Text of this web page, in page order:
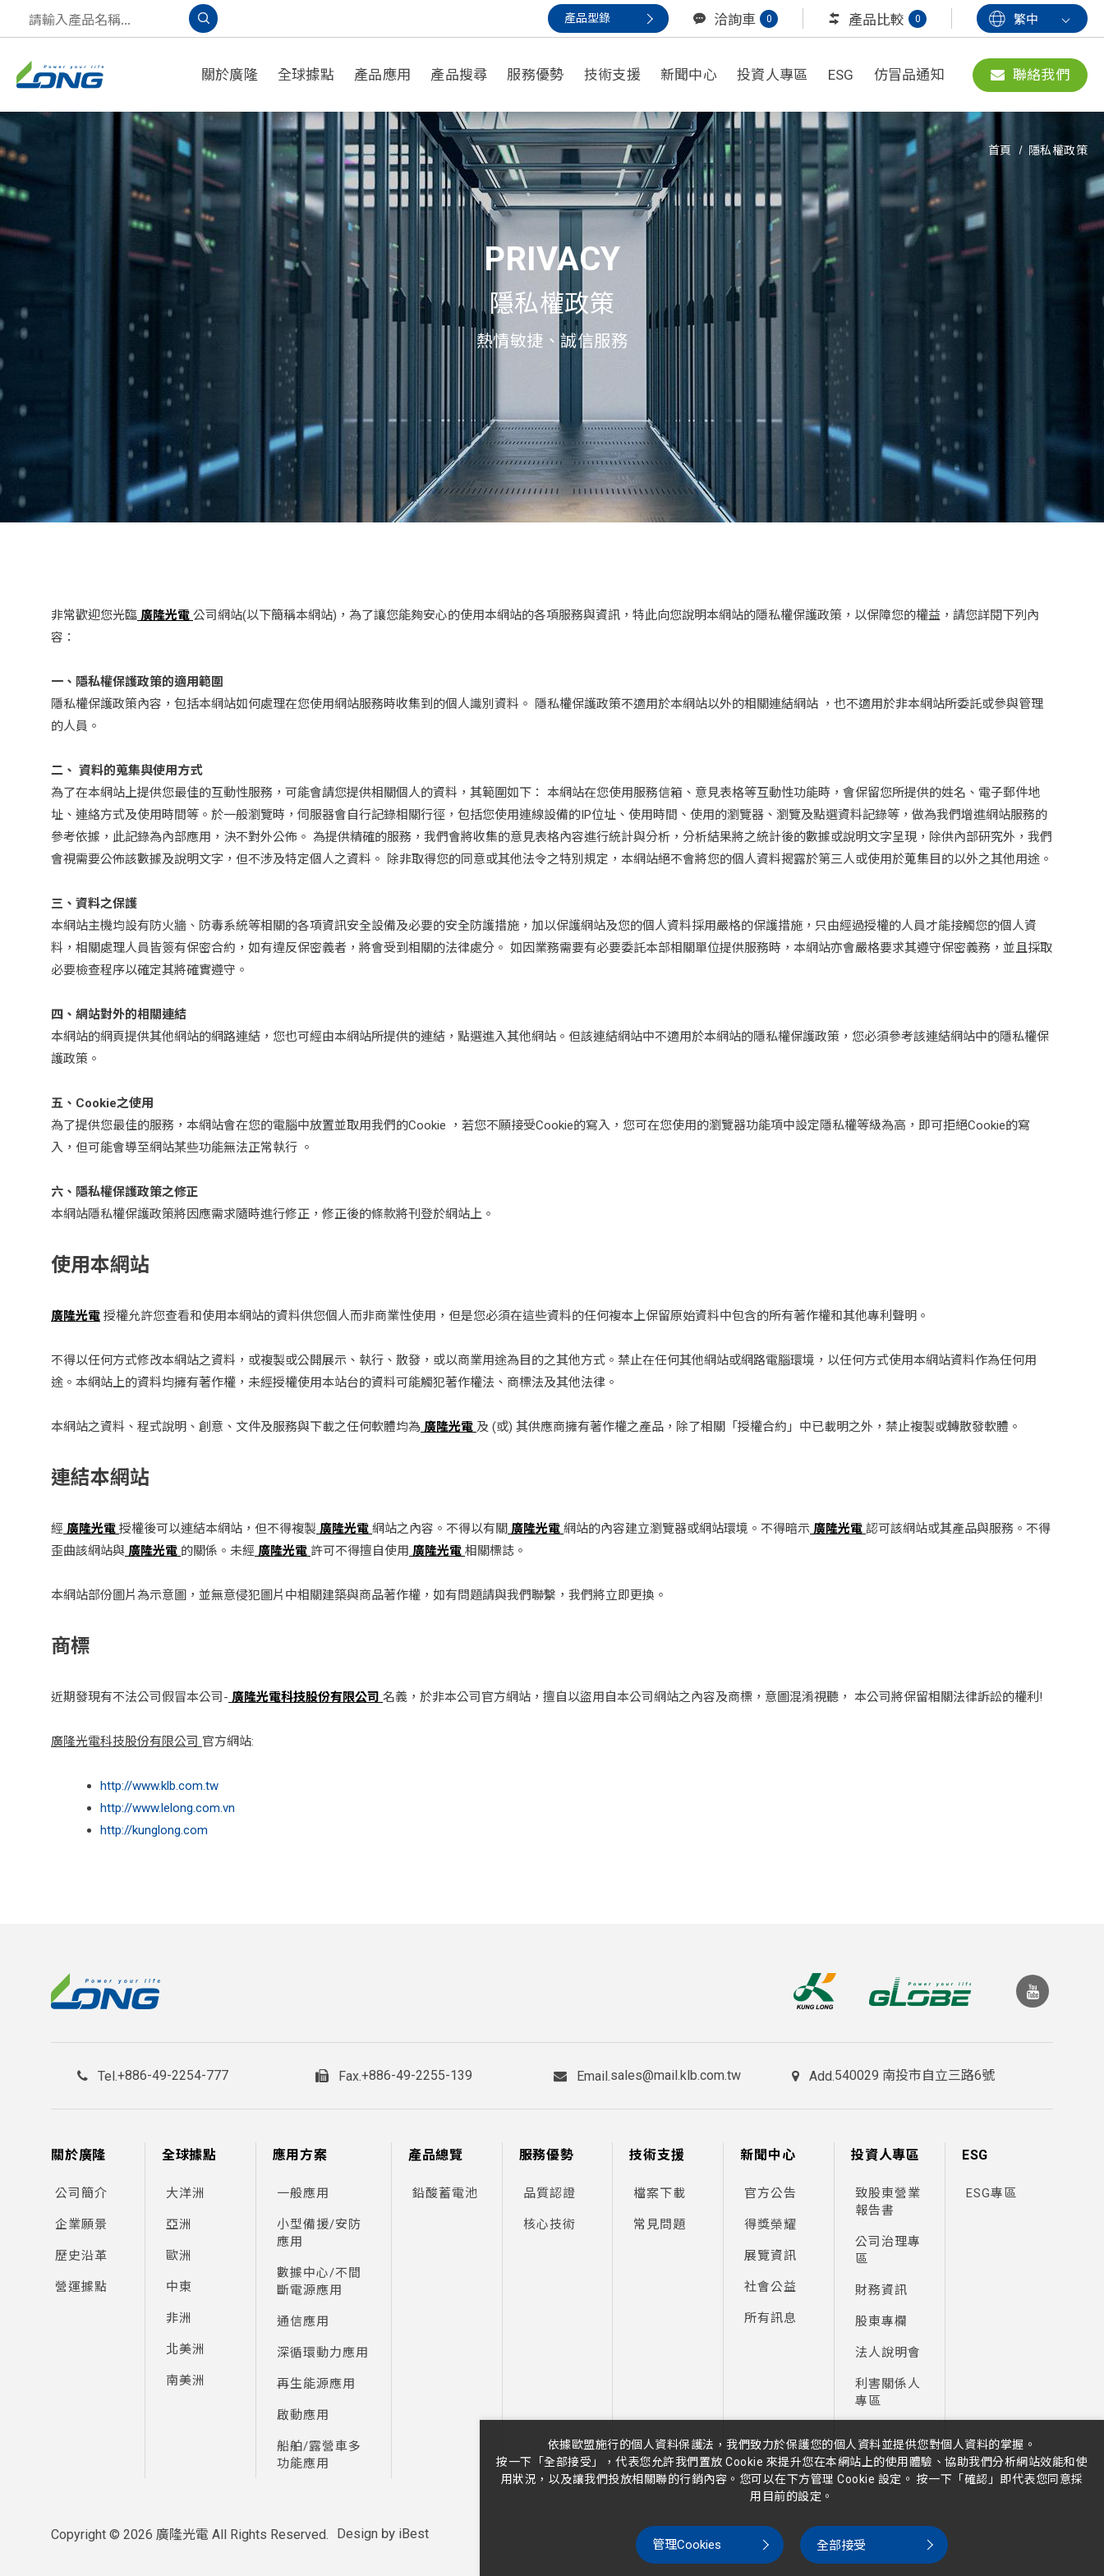
產品型錄 洽詢車 0 產品比較 0 繁中
關於廣隆 全球據點 產品應用
A
PPLICATION
OLUTION
以應用尋找
一般應用
小型備援/安防應用
數據中心/不間斷電源應用
通信應用
動力電池 / 家用電動輔具
船舶/露營車多功能應用
產品搜尋 服務優勢 技術支援 新聞中心 投資人專區 ESG 仿冒品通知 聯絡我們
PRIVACY
隱私權政策
熱情敏捷、誠信服務
首頁 隱私權政策
非常歡迎您光臨 廣隆光電 公司網站(以下簡稱本網站)，為了讓您能夠安心的使用本網站的各項服務與資訊，特此向您說明本網站的隱私權保護政策，以保障您的權益，請您詳閱下列內
容：
一、隱私權保護政策的適用範圍
隱私權保護政策內容，包括本網站如何處理在您使用網站服務時收集到的個人識別資料。 隱私權保護政策不適用於本網站以外的相關連結網站 ，也不適用於非本網站所委託或參與管理
的人員。
二、 資料的蒐集與使用方式
為了在本網站上提供您最佳的互動性服務，可能會請您提供相關個人的資料，其範圍如下： 本網站在您使用服務信箱、意見表格等互動性功能時，會保留您所提供的姓名、電子郵件地
址、連絡方式及使用時間等。於一般瀏覽時，伺服器會自行記錄相關行徑，包括您使用連線設備的IP位址、使用時間、使用的瀏覽器、瀏覽及點選資料記錄等，做為我們增進網站服務的
參考依據，此記錄為內部應用，決不對外公佈。 為提供精確的服務，我們會將收集的意見表格內容進行統計與分析，分析結果將之統計後的數據或說明文字呈現，除供內部研究外，我們
會視需要公佈該數據及說明文字，但不涉及特定個人之資料。 除非取得您的同意或其他法令之特別規定，本網站絕不會將您的個人資料揭露於第三人或使用於蒐集目的以外之其他用途。
三、資料之保護
本網站主機均設有防火牆、防毒系統等相關的各項資訊安全設備及必要的安全防護措施，加以保護網站及您的個人資料採用嚴格的保護措施，只由經過授權的人員才能接觸您的個人資
料，相關處理人員皆簽有保密合約，如有違反保密義者，將會受到相關的法律處分。 如因業務需要有必要委託本部相關單位提供服務時，本網站亦會嚴格要求其遵守保密義務，並且採取
必要檢查程序以確定其將確實遵守。
四、網站對外的相關連結
本網站的網頁提供其他網站的網路連結，您也可經由本網站所提供的連結，點選進入其他網站。但該連結網站中不適用於本網站的隱私權保護政策，您必須參考該連結網站中的隱私權保
護政策。
五、Cookie之使用
為了提供您最佳的服務，本網站會在您的電腦中放置並取用我們的Cookie ，若您不願接受Cookie的寫入，您可在您使用的瀏覽器功能項中設定隱私權等級為高，即可拒絕Cookie的寫
入，但可能會導至網站某些功能無法正常執行 。
六、隱私權保護政策之修正
本網站隱私權保護政策將因應需求隨時進行修正，修正後的條款將刊登於網站上。
使用本網站
廣隆光電 授權允許您查看和使用本網站的資料供您個人而非商業性使用，但是您必須在這些資料的任何複本上保留原始資料中包含的所有著作權和其他專利聲明。
不得以任何方式修改本網站之資料，或複製或公開展示、執行、散發，或以商業用途為目的之其他方式。禁止在任何其他網站或網路電腦環境，以任何方式使用本網站資料作為任何用
途。本網站上的資料均擁有著作權，未經授權使用本站台的資料可能觸犯著作權法、商標法及其他法律。
本網站之資料、程式說明、創意、文件及服務與下載之任何軟體均為 廣隆光電 及 (或) 其供應商擁有著作權之產品，除了相關「授權合約」中已載明之外，禁止複製或轉散發軟體。
連結本網站
經 廣隆光電 授權後可以連結本網站，但不得複製 廣隆光電 網站之內容。不得以有關 廣隆光電 網站的內容建立瀏覽器或網站環境。不得暗示 廣隆光電 認可該網站或其產品與服務。不得
歪曲該網站與 廣隆光電 的關係。未經 廣隆光電 許可不得擅自使用 廣隆光電 相關標誌。
本網站部份圖片為示意圖，並無意侵犯圖片中相關建築與商品著作權，如有問題請與我們聯繫，我們將立即更換。
商標
近期發現有不法公司假冒本公司- 廣隆光電科技股份有限公司 名義，於非本公司官方網站，擅自以盜用自本公司網站之內容及商標，意圖混淆視聽， 本公司將保留相關法律訴訟的權利!
廣隆光電科技股份有限公司 官方網站:
http://www.klb.com.tw
http://www.lelong.com.vn
http://kunglong.com
Tel.+886-49-2254-777 Fax.+886-49-2255-139 Email.sales@mail.klb.com.tw Add.540029 南投市自立三路6號
關於廣隆
公司簡介
企業願景
歷史沿革
營運據點
全球據點
大洋洲
亞洲
歐洲
中東
非洲
北美洲
南美洲
應用方案
一般應用
小型備援/安防
應用
數據中心/不間
斷電源應用
通信應用
深循環動力應用
再生能源應用
啟動應用
船舶/露營車多
功能應用
產品總覽
鉛酸蓄電池
服務優勢
品質認證
核心技術
技術支援
檔案下載
常見問題
新聞中心
官方公告
得獎榮耀
展覽資訊
社會公益
所有訊息
投資人專區
致股東營業
報告書
公司治理專
區
財務資訊
股東專欄
法人說明會
利害關係人
專區
ESG
ESG專區
Copyright © 2026 廣隆光電 All Rights Reserved. Design by iBest
依據歐盟施行的個人資料保護法，我們致力於保護您的個人資料並提供您對個人資料的掌握。
按一下「全部接受」，代表您允許我們置放 Cookie 來提升您在本網站上的使用體驗、協助我們分析網站效能和使
用狀況，以及讓我們投放相關聯的行銷內容。您可以在下方管理 Cookie 設定。 按一下「確認」即代表您同意採
用目前的設定。
管理Cookies 全部接受